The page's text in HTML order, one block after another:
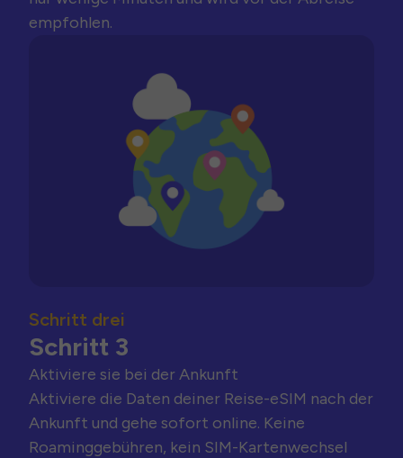
empfohlen.
Schritt drei
Schritt 3
Aktiviere sie bei der Ankunft
Aktiviere die Daten deiner Reise-eSIM nach der
Ankunft und gehe sofort online. Keine
Roaminggebühren, kein SIM-Kartenwechsel